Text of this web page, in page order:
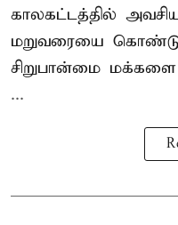
காலகட்டத்தில்
மறுவரையை
சிறுபான்மை
...